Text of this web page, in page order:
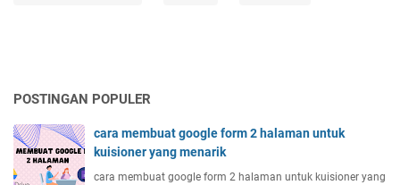
POSTINGAN POPULER
cara membuat google form 2 halaman untuk
kuisioner yang menarik
cara membuat google form 2 halaman untuk kuisioner yang